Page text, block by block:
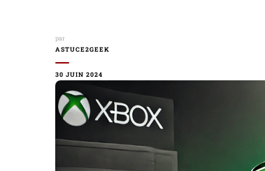
par
ASTUCE2GEEK
30 JUIN 2024